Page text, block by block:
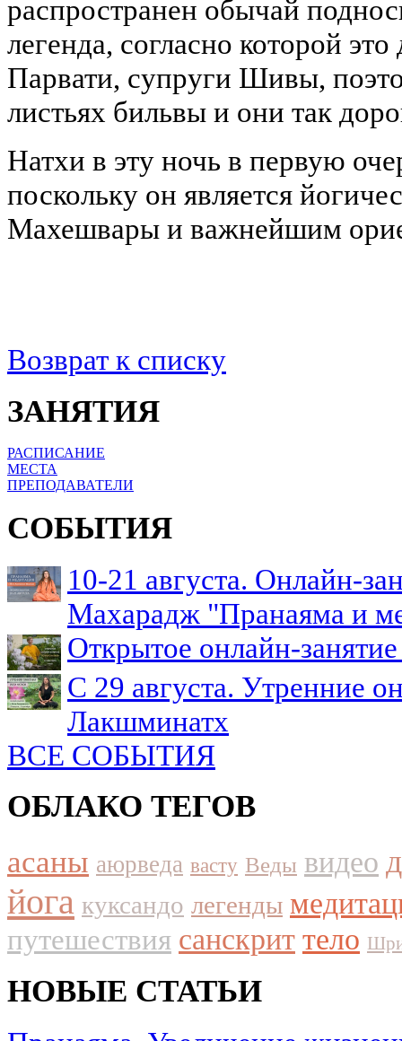
распространен обычай
легенда, согласно которой
Парвати, супруги Шивы,
листьях бильвы и они так
Натхи в эту ночь в первую
поскольку он является
Махешвары и важнейшим
Возврат к списку
ЗАНЯТИЯ
РАСПИСАНИЕ
МЕСТА
ПРЕПОДАВАТЕЛИ
СОБЫТИЯ
10-21 августа. Онлайн-
Махарадж "Пранаяма и
Открытое онлайн-
С 29 августа. Утренние
Лакшминатх
ВСЕ СОБЫТИЯ
ОБЛАКО ТЕГОВ
асаны аюрведа васту Веды видео
йога куксандо легенды
путешествия санскрит тело
НОВЫЕ СТАТЬИ